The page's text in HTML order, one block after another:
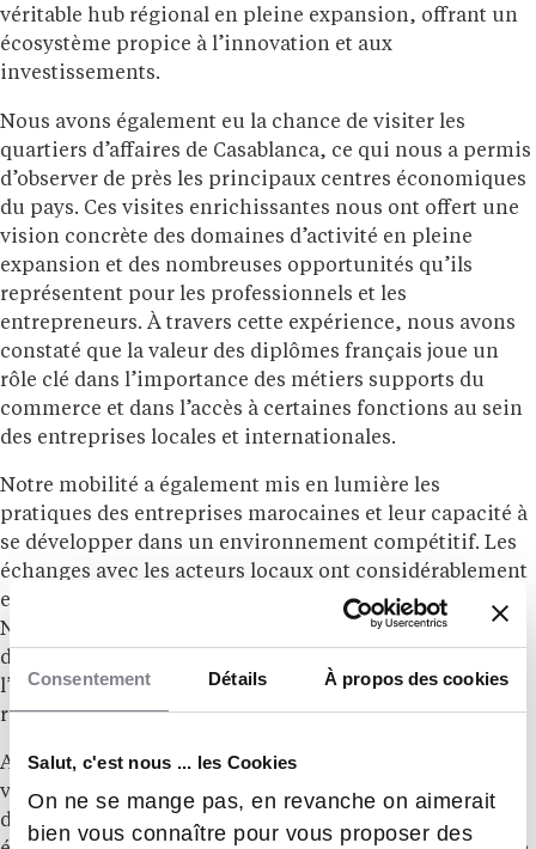
Consentement Détails À propos des cookies
Salut, c'est nous ... les Cookies
On ne se mange pas, en revanche on aimerait
bien vous connaître pour vous proposer des
véritable hub régional en pleine expansion, offrant un
écosystème propice à l’innovation et aux
investissements.
Nous avons également eu la chance de visiter les
quartiers d’affaires de Casablanca, ce qui nous a permis
d’observer de près les principaux centres économiques
du pays. Ces visites enrichissantes nous ont offert une
vision concrète des domaines d’activité en pleine
expansion et des nombreuses opportunités qu’ils
représentent pour les professionnels et les
entrepreneurs. À travers cette expérience, nous avons
constaté que la valeur des diplômes français joue un
rôle clé dans l’importance des métiers supports du
commerce et dans l’accès à certaines fonctions au sein
des entreprises locales et internationales.
Notre mobilité a également mis en lumière les
pratiques des entreprises marocaines et leur capacité à
se développer dans un environnement compétitif. Les
échanges avec les acteurs locaux ont considérablement
enrichi notre compréhension des réalités du terrain.
Nous avons pu identifier plusieurs pistes de
développement pour une éventuelle expansion à
l’international, mettant en avant l’importance des
réseaux et des partenariats dans la réussite des projets.
Afin d’enrichir notre aventure, nous avons également
visité Marrakech, ce qui nous a permis d’aborder notre
découverte du Maroc sous un angle à la fois culturel et